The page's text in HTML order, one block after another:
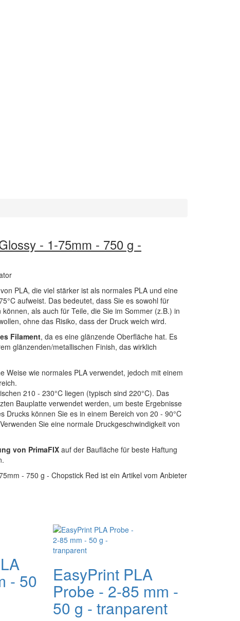
- 1-75mm - 750 g -
PLA, die viel stärker ist als normales PLA und eine
aufweist. Das bedeutet, dass Sie es sowohl für
als auch für Teile, die Sie im Sommer (z.B.) in
ohne das Risiko, dass der Druck weich wird.
Filament, da es eine glänzende Oberfläche hat. Es
glänzenden/metallischen Finish, das wirklich
Weise wie normales PLA verwendet, jedoch mit einem
210 - 230°C liegen (typisch sind 220°C). Das
Bauplatte verwendet werden, um beste Ergebnisse
Drucks können Sie es in einem Bereich von 20 - 90°C
Sie eine normale Druckgeschwindigkeit von
von PrimaFIX auf der Baufläche für beste Haftung
- 750 g - Chopstick Red ist ein Artikel vom Anbieter
- 50 EasyPrint PLA
Probe - 2-85 mm -
50 g - tranparent